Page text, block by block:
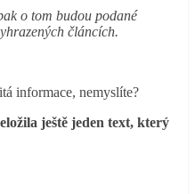
o tom budou podané
článcích.
informace, nemyslíte?
ještě jeden text, který